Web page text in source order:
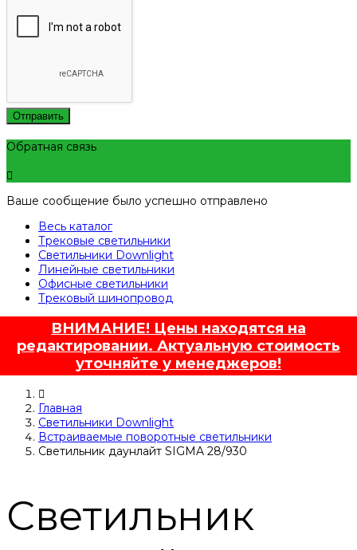
Отправить
Обратная связь
Ваше сообщение было успешно отправлено
Весь каталог
Трековые светильники
Светильники Downlight
Линейные светильники
Офисные светильники
Трековый шинопровод
ВНИМАНИЕ! Цены находятся на
редактировании. Актуальную стоимость
уточняйте у менеджеров!
Главная
Светильники Downlight
Встраиваемые поворотные светильники
Светильник даунлайт SIGMA 28/930
Светильник